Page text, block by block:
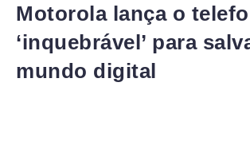
Motorola lança o
‘inquebrável’ para
mundo digital